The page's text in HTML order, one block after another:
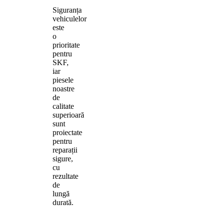
Siguranța
vehiculelor
este
o
prioritate
pentru
SKF,
iar
piesele
noastre
de
calitate
superioară
sunt
proiectate
pentru
reparații
sigure,
cu
rezultate
de
lungă
durată.